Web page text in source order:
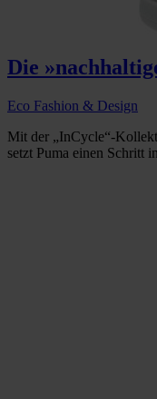
Die
Eco Fashion & Design
Mit der „InCycle“-
setzt Puma einen Schritt